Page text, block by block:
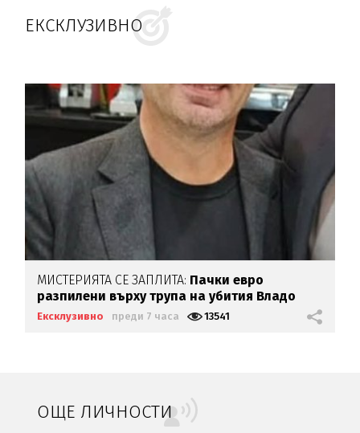
ЕКСКЛУЗИВНО
МИСТЕРИЯТА СЕ ЗАПЛИТА: Пачки евро
разпилени върху трупа на убития Владо
Загатото
Ексклузивно преди 7 часа 13541
ОЩЕ ЛИЧНОСТИ